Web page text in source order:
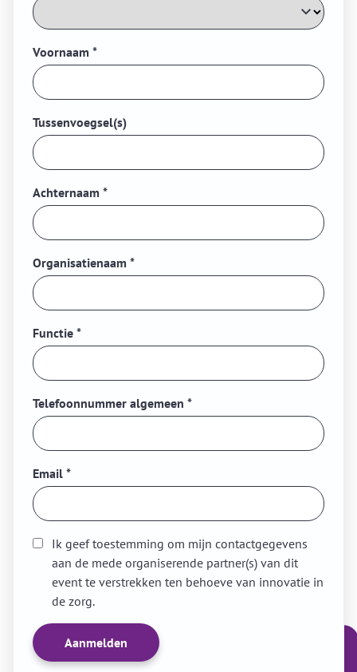
Voornaam *
Tussenvoegsel(s)
Achternaam *
Organisatienaam *
Functie *
Telefoonnummer algemeen *
Email *
Ik geef toestemming om mijn contactgegevens
aan de mede organiserende partner(s) van dit
event te verstrekken ten behoeve van innovatie in
de zorg.